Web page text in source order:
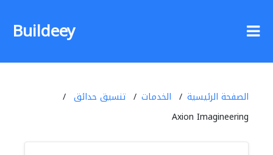
Buildeey
الصفحة الرئيسية الخدمات
تنسيق حدائق
Axion Imagineering